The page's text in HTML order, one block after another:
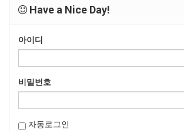
Have a Nice Day!
아이디
비밀번호
자동로그인